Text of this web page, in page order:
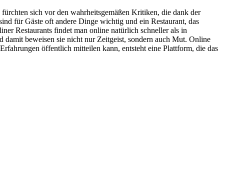
sich vor den wahrheitsgemäßen Kritiken, die dank der
für Gäste oft andere Dinge wichtig und ein Restaurant, das
Restaurants findet man online natürlich schneller als in
beweisen sie nicht nur Zeitgeist, sondern auch Mut. Online
öffentlich mitteilen kann, entsteht eine Plattform, die das